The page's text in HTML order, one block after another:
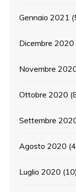
Gennaio 2021
Dicembre 2020
Novembre
Ottobre 2020
Settembre
Agosto 2020
Luglio 2020 (10)